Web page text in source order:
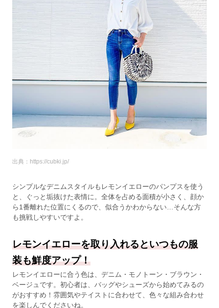
出典：https://cubki.jp/
シンプルなデニムスタイルもレモンイエローのパンプスを使う
と、ぐっと垢抜けた表情に。全体を占める面積が小さく、顔か
ら1番離れた位置にくるので、似合うかわからない…そんな方
も挑戦しやすいですよ。
レモンイエローを取り入れるといつもの服
装も鮮度アップ！
レモンイエローに合う色は、デニム・モノトーン・ブラウン・
ベージュです。初心者は、バッグやシューズから始めてみるの
がおすすめ！雰囲気やテイストに合わせて、色々な組み合わせ
を楽しんでくださいね。